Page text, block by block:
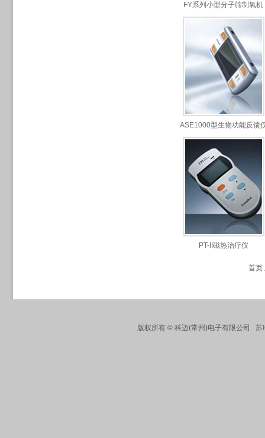
FY系列小型分子筛制氧机
ASE1000型生物功能反馈
PT-II磁热治疗仪
首页
版权所有 © 科迈(常州)电子有限公司 苏